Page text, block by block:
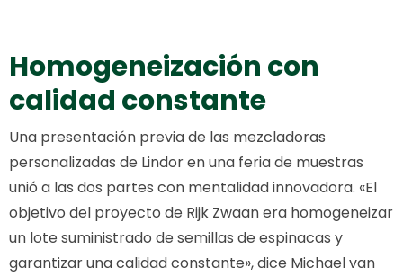
Homogeneización con
calidad constante
Una presentación previa de las mezcladoras
personalizadas de Lindor en una feria de muestras
unió a las dos partes con mentalidad innovadora. «El
objetivo del proyecto de Rijk Zwaan era homogeneizar
un lote suministrado de semillas de espinacas y
garantizar una calidad constante», dice Michael van